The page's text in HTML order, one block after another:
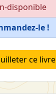
disponible
le !
ce livre